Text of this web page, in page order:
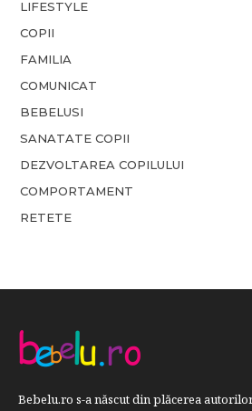
LIFESTYLE
COPII
FAMILIA
COMUNICAT
BEBELUSI
SANATATE COPII
DEZVOLTAREA COPILULUI
COMPORTAMENT
RETETE
Bebelu.ro s-a născut din plăcerea